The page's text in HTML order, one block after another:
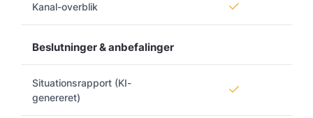
Kanal-overblik
Beslutninger & anbefalinger
Situationsrapport (KI-
genereret)